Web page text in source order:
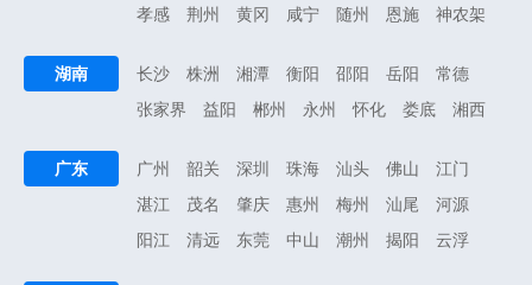
孝感
荆州 黄冈 咸宁 随州 恩施 神农架
湖南 长沙 株洲 湘潭 衡阳 邵阳 岳阳
常德
张家界
益阳 郴州 永州 怀化 娄底 湘西
广东 广州 韶关 深圳 珠海 汕头 佛山
江门
湛江
茂名 肇庆 惠州 梅州 汕尾
河源
阳江
清远 东莞 中山 潮州 揭阳 云浮